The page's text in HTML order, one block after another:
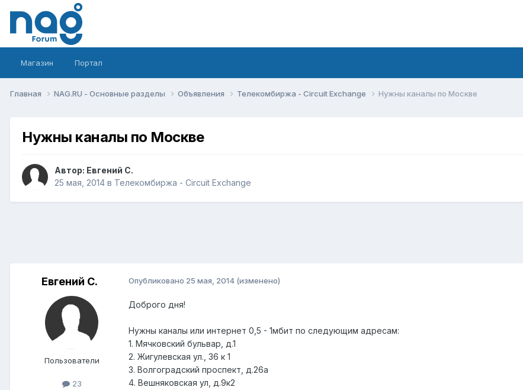
Магазин Портал
Главная NAG.RU - Основные разделы Объявления Телекомбиржа - Circuit Exchange Нужны каналы по Москве
Нужны каналы по Москве
Автор: Евгений С.
25 мая, 2014 в Телекомбиржа - Circuit Exchange
Евгений С.
Пользователи
23
Опубликовано 25 мая, 2014 (изменено)
Доброго дня!
Нужны каналы или интернет 0,5 - 1мбит по следующим адресам:
1. Мячковский бульвар, д.1
2. Жигулевская ул., 36 к 1
3. Волгоградский проспект, д.26а
4. Вешняковская ул, д.9к2